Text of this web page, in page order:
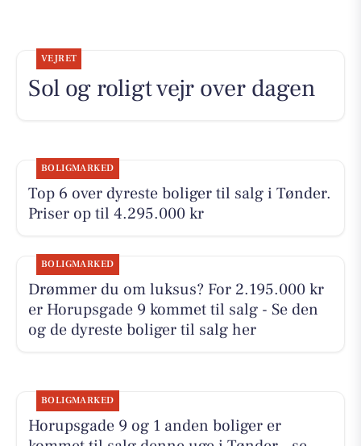
VEJRET
Sol og roligt vejr over dagen
BOLIGMARKED
Top 6 over dyreste boliger til salg i Tønder.
Priser op til 4.295.000 kr
BOLIGMARKED
Drømmer du om luksus? For 2.195.000 kr
er Horupsgade 9 kommet til salg - Se den
og de dyreste boliger til salg her
BOLIGMARKED
Horupsgade 9 og 1 anden boliger er